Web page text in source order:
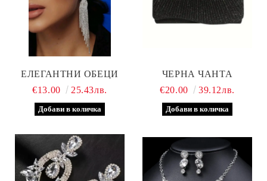
ЕЛЕГАНТНИ ОБЕЦИ
€13.00
25.43лв.
ЧЕРНА ЧАНТА
€20.00
39.12лв.